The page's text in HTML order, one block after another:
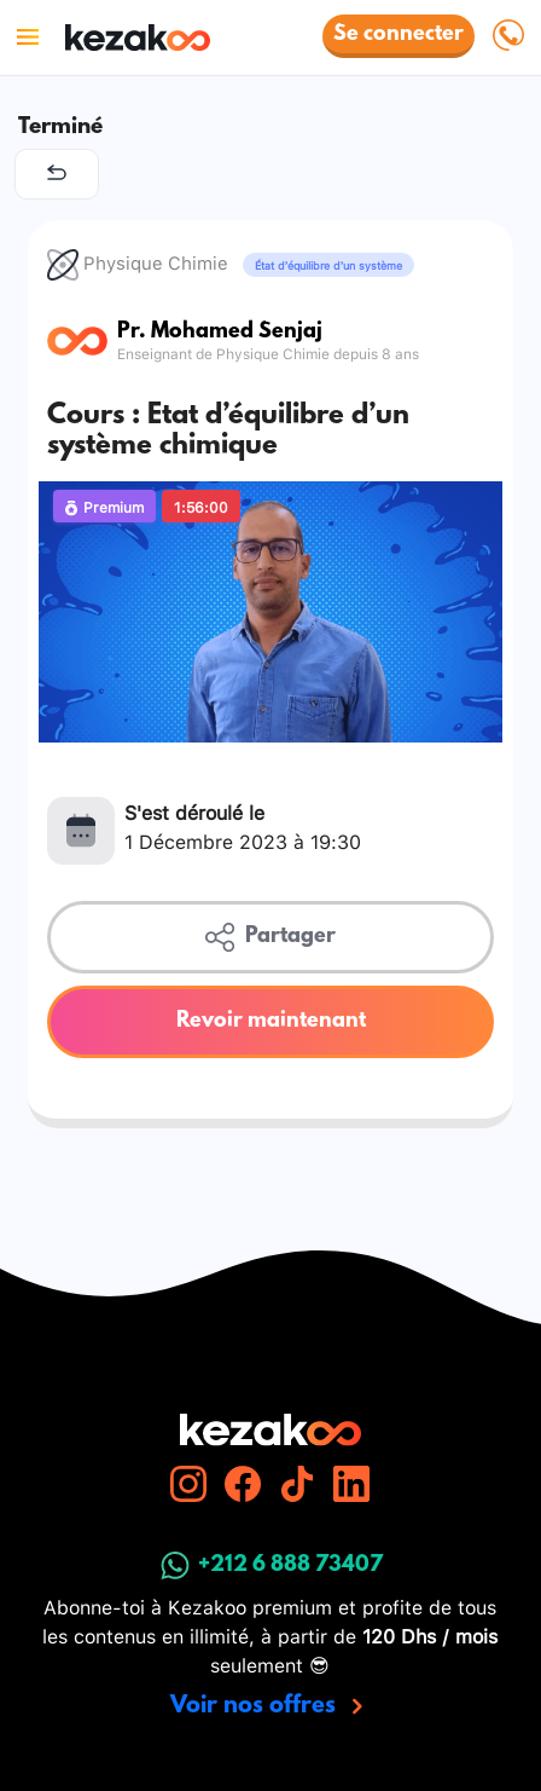
Se connecter
Terminé
Physique Chimie État d’équilibre d’un système
Pr. Mohamed Senjaj
Enseignant de Physique Chimie depuis 8 ans
Cours : Etat d’équilibre d’un
système chimique
Premium 1:56:00
S'est déroulé le
1 Décembre 2023 à 19:30
Partager
Revoir maintenant
+212 6 888 73407
Abonne-toi à Kezakoo premium et profite de tous
les contenus en illimité, à partir de 120 Dhs / mois
seulement 😎
Voir nos offres